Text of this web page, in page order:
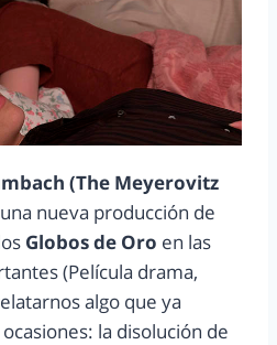
(The Meyerovitz
nueva producción de
Globos de Oro en las
(Película drama,
algo que ya
la disolución de